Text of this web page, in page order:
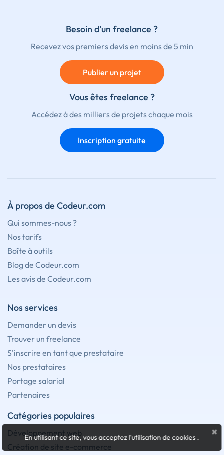
Besoin d'un freelance ?
Recevez vos premiers devis en moins de 5 min
Publier un projet
Vous êtes freelance ?
Accédez à des milliers de projets chaque mois
Inscription gratuite
À propos de Codeur.com
Qui sommes-nous ?
Nos tarifs
Boîte à outils
Blog de Codeur.com
Les avis de Codeur.com
Nos services
Demander un devis
Trouver un freelance
S'inscrire en tant que prestataire
Nos prestataires
Portage salarial
Partenaires
Catégories populaires
Développement web
Création de site e-commerce
×
En utilisant ce site, vous acceptez l'utilisation de cookies.